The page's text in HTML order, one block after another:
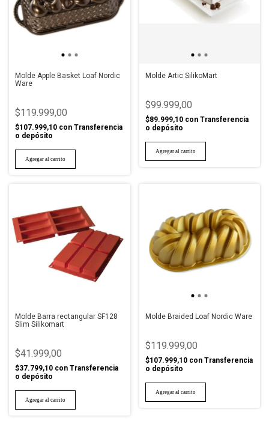
Molde Apple Basket Loaf Nordic
Ware
$119.999,00
$107.999,10 con Transferencia
o depósito
Molde Artic SilikoMart
$99.999,00
$89.999,10 con Transferencia
o depósito
Molde Barra rectangular SF128
Slim Silikomart
$41.999,00
$37.799,10 con Transferencia
o depósito
Molde Braided Loaf Nordic Ware
$119.999,00
$107.999,10 con Transferencia
o depósito